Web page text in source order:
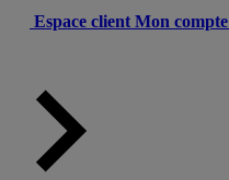
Espace client Mon compte